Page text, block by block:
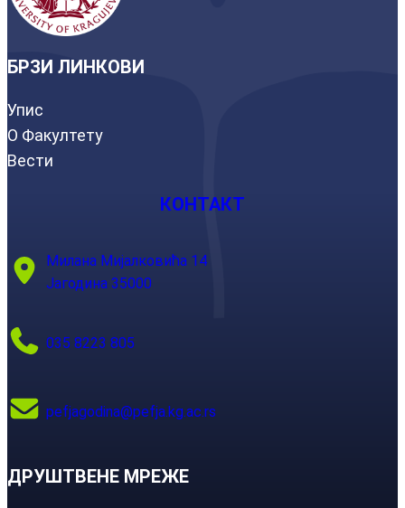
БРЗИ ЛИНКОВИ
Упис
О Факултету
Вести
КОНТАКТ
Милана Мијалковића 14
Јагодина 35000
035 8223 805
pefjagodina@pefja.kg.ac.rs
ДРУШТВЕНЕ МРЕЖЕ